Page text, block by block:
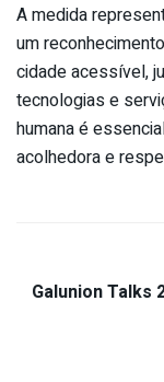
A medida
um
cidade acessível,
tecnologias e
humana é
acolhedora e
Galunion Talks